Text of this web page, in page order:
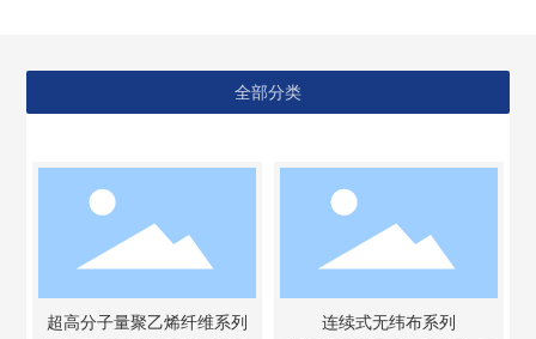
全部分类
超高分子量聚乙烯纤维系列 连续式无纬布系列